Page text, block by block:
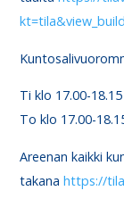
Ti klo 17.00-18.15
To klo 17.00-
Areenan kaikki
takanahttps://